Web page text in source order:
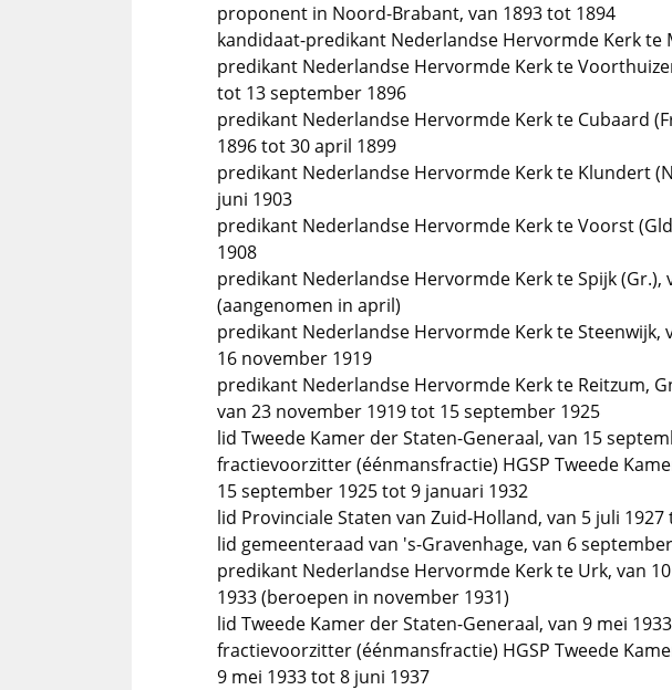
proponent in Noord-Brabant, van 1893 tot 1894
kandidaat-predikant Nederlandse Hervormde Kerk te
predikant Nederlandse Hervormde Kerk te
tot 13 september 1896
predikant Nederlandse Hervormde Kerk te Cubaard
1896 tot 30 april 1899
predikant Nederlandse Hervormde Kerk te Klundert
juni 1903
predikant Nederlandse Hervormde Kerk te Voorst
1908
predikant Nederlandse Hervormde Kerk te Spijk (Gr.),
(aangenomen in april)
predikant Nederlandse Hervormde Kerk te Steenwijk,
16 november 1919
predikant Nederlandse Hervormde Kerk te Reitzum,
van 23 november 1919 tot 15 september 1925
lid Tweede Kamer der Staten-Generaal, van 15
fractievoorzitter (éénmansfractie) HGSP Tweede
15 september 1925 tot 9 januari 1932
lid Provinciale Staten van Zuid-Holland, van 5 juli 1927
lid gemeenteraad van 's-Gravenhage, van 6
predikant Nederlandse Hervormde Kerk te Urk, van
1933 (beroepen in november 1931)
lid Tweede Kamer der Staten-Generaal, van 9 mei
fractievoorzitter (éénmansfractie) HGSP Tweede
9 mei 1933 tot 8 juni 1937